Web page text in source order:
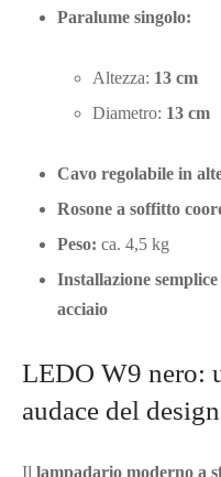
Paralume singolo:
Altezza: 13 cm
Diametro: 13 cm
Cavo regolabile in
Rosone a soffitto
Peso: ca. 4,5 kg
Installazione
acciaio
LEDO W9 nero:
audace del
Il lampadario moderno a